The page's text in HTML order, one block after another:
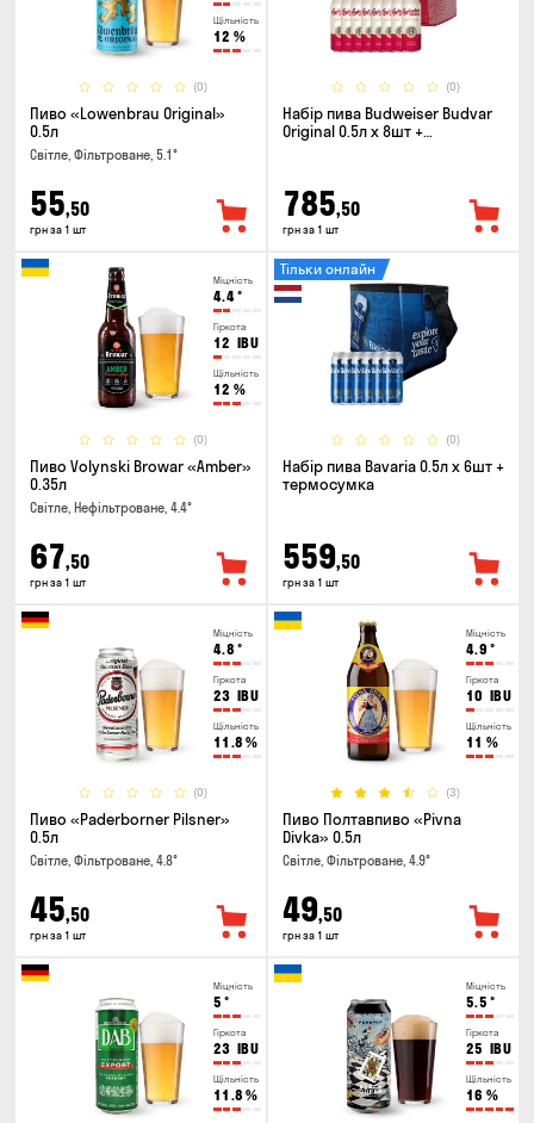
Щільність
12 %
(0)
Пиво «Lowenbrau Original»
0.5л
Світле, Фільтроване, 5.1°
55,50
грн за 1 шт
(0)
Набір пива Budweiser Budvar
Original 0.5л х 8шт +
785,50
грн за 1 шт
Міцність
4.4°
Гіркота
12 IBU
Щільність
12 %
(0)
Пиво Volynski Browar «Amber»
0.35л
Світле, Нефільтроване, 4.4°
67,50
грн за 1 шт
(0)
Тільки онлайн
Набір пива Bavaria 0.5л х 6шт +
термосумка
559,50
грн за 1 шт
Міцність
4.8 °
Гіркота
23 IBU
Щільність
11.8 %
(0)
Пиво «Paderborner Pilsner»
0.5л
Світле, Фільтроване, 4.8°
45,50
грн за 1 шт
Міцність
4.9 °
Гіркота
10 IBU
Щільність
11 %
(3)
Пиво Полтавпиво «Pivna
Divka» 0.5л
Світле, Фільтроване, 4.9°
49,50
грн за 1 шт
Міцність
5 °
Гіркота
23 IBU
Щільність
11.8 %
Міцність
5.5 °
Гіркота
25 IBU
Щільність
16 %